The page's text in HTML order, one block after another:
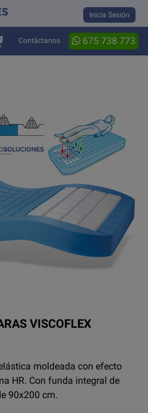
Inicia Sesión
Contáctanos 675 738 773
VISCOFLEX
moldeada con efecto
HR. Con funda integral de
90x200 cm.